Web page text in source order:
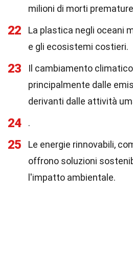
milioni di morti
22
La plastica negli oceani
e gli ecosistemi costieri.
23
Il cambiamento
principalmente dalle
derivanti dalle attività
24 .
25
Le energie rinnovabili,
offrono soluzioni
l'impatto ambientale.